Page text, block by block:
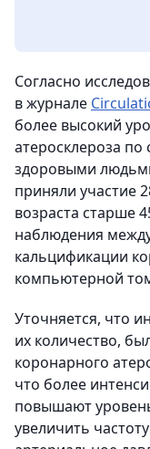
Согласно
в журнале
более высокий
атеросклероза
здоровыми
приняли участие
возраста старше
наблюдения
кальцификации
компьютерной
Уточняется, что
их количество,
коронарного
что более
повышают
увеличить